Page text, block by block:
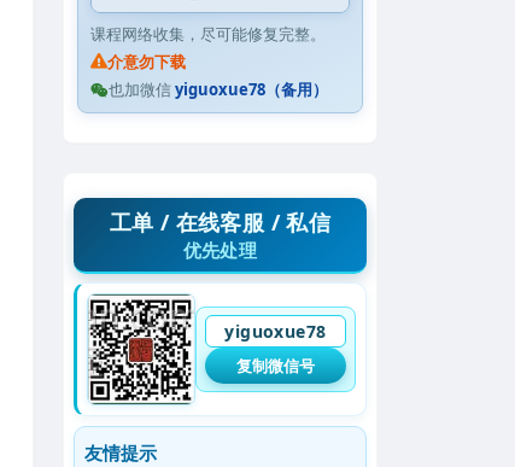
课程网络收集，尽可能修复完整。
介意勿下载
也加微信yiguoxue78（备用）
工单 / 在线客服 / 私信
优先处理
yiguoxue78
复制微信号
友情提示